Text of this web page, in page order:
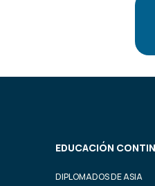
EDUCACIÓN
DIPLOMADOS DE ASIA